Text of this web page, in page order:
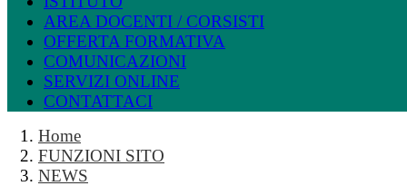
AREA DOCENTI / CORSISTI
OFFERTA FORMATIVA
COMUNICAZIONI
SERVIZI ONLINE
CONTATTACI
Home
FUNZIONI SITO
NEWS